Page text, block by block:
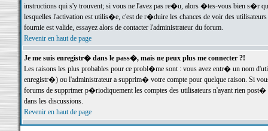
instructions qui s'y trouvent; si vous ne l'avez pas re�u, alors �tes-vous bien s�r
lesquelles l'activation est utilis�e, c'est de r�duire les chances de voir des
fournie est valide, essayez alors de contacter l'administrateur du forum.
Revenir en haut de page
Je me suis enregistr� dans le pass�, mais ne peux plus me connecter ?!
Les raisons les plus probables pour ce probl�me sont : vous avez entr� un nom
enregistr�) ou l'administrateur a supprim� votre compte pour quelque raison. Si
forums de supprimer p�riodiquement les comptes des utilisateurs n'ayant rien
dans les discussions.
Revenir en haut de page